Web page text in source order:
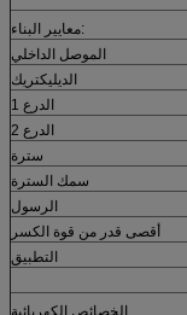
معايير البناء:
الموصل الداخلي
الديليكتريك
الدرع 1
الدرع 2
سترة
سمك السترة
الرسول
أقصى قدر من قوة الكسر
التطبيق
الخصائص الكهربائية